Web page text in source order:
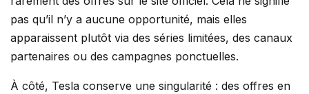
pas qu’il n’y a aucune opportunité, mais elles
apparaissent plutôt via des séries limitées, des canaux
partenaires ou des campagnes ponctuelles.
À côté, Tesla conserve une singularité : des offres en